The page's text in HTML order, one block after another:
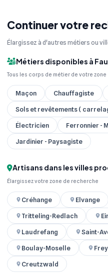
Continuer votre
Élargissez à d'autres métiers ou
Métiers disponibles à
Tous les corps de métier de votre zone
Maçon Chauffagiste
Sols et revêtements (
Électricien
Ferronnier -
Jardinier - Paysagiste
Artisans dans les villes
Élargissez votre zone de recherche
Créhange Elvange
Tritteling-Redlach
Laudrefang
Saint-
Boulay-Moselle
Creutzwald